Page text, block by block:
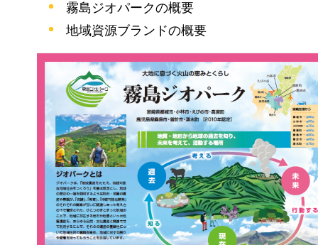
霧島ジオパークの概要
地域資源ブランドの概要